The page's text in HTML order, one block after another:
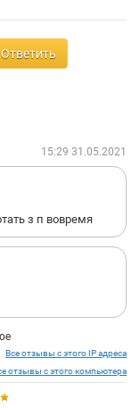
Ответить
15:29 31.05.2021
з п вовремя
Все отзывы с этого IP адреса
отзывы с этого компьютера